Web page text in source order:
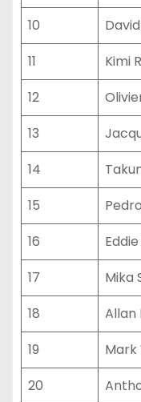
10
11
Kimi
12
13
14
15
16
17
Mika
18
Allan
19
20